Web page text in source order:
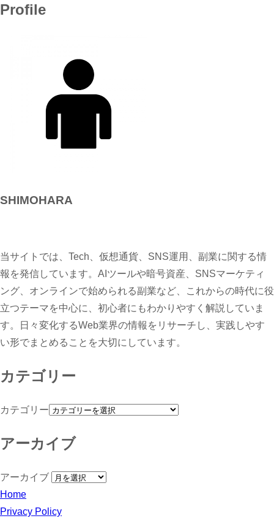
Profile
SHIMOHARA
当サイトでは、Tech、仮想通貨、SNS運用、副業に関する情
報を発信しています。AIツールや暗号資産、SNSマーケティ
ング、オンラインで始められる副業など、これからの時代に役
立つテーマを中心に、初心者にもわかりやすく解説していま
す。日々変化するWeb業界の情報をリサーチし、実践しやす
い形でまとめることを大切にしています。
カテゴリー
カテゴリー
アーカイブ
アーカイブ
Home
Privacy Policy